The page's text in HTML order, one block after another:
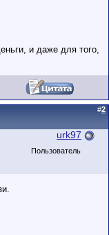
и даже для того,
#2
urk97
Пользователь